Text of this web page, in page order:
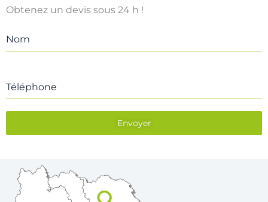
Obtenez un devis sous 24 h !
Nom
Téléphone
Envoyer